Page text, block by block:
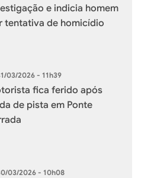
e indicia homem
tentativa de homicídio
03/2026 - 11h39
fica ferido após
de pista em Ponte
03/2026 - 10h08